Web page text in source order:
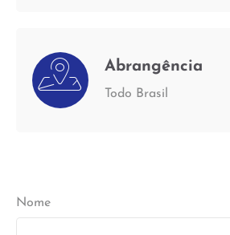
Abrangência
Todo Brasil
Nome